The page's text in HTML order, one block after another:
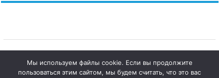
Copyright © Все права защищены.
Мы используем файлы cookie. Если вы продолжите
пользоваться этим сайтом, мы будем считать, что это вас
1